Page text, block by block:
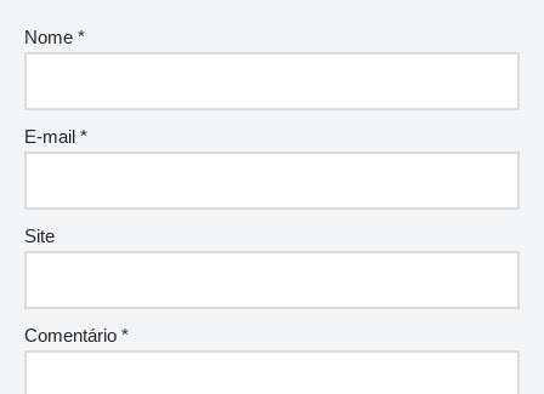
Nome *
E-mail *
Site
Comentário *